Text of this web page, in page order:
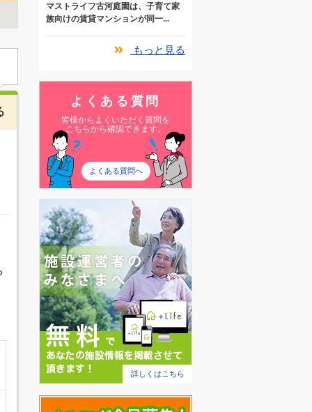
マストライフ古河庭園は、子育て家
族向けの賃貸マンションが同一...
もっと見る
よくある質問
皆様からよくいただく質問を
こちらから確認できます。
よくある質問へ
詳しくはこちら